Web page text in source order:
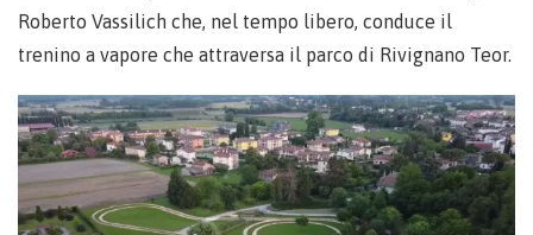
Roberto Vassilich che, nel tempo libero, conduce il
trenino a vapore che attraversa il parco di Rivignano Teor.